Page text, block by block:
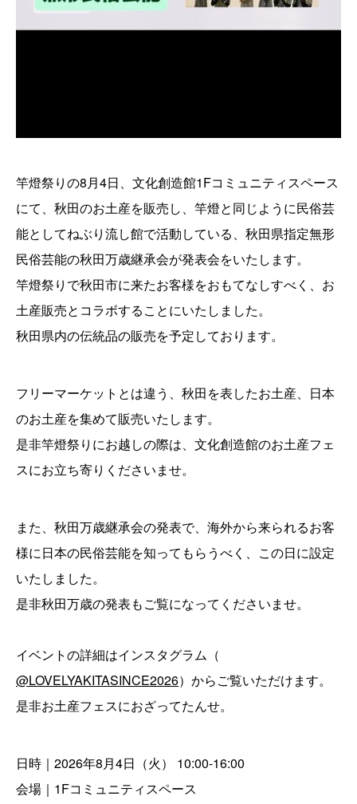
竿燈祭りの8月4日、文化創造館1Fコミュニティスペース
にて、秋田のお土産を販売し、竿燈と同じように民俗芸
能としてねぶり流し館で活動している、秋田県指定無形
民俗芸能の秋田万歳継承会が発表会をいたします。
竿燈祭りで秋田市に来たお客様をおもてなしすべく、お
土産販売とコラボすることにいたしました。
秋田県内の伝統品の販売を予定しております。
フリーマーケットとは違う、秋田を表したお土産、日本
のお土産を集めて販売いたします。
是非竿燈祭りにお越しの際は、文化創造館のお土産フェ
スにお立ち寄りくださいませ。
また、秋田万歳継承会の発表で、海外から来られるお客
様に日本の民俗芸能を知ってもらうべく、この日に設定
いたしました。
是非秋田万歳の発表もご覧になってくださいませ。
イベントの詳細はインスタグラム（
@LOVELYAKITASINCE2026）からご覧いただけます。
是非お土産フェスにおざってたんせ。
日時｜2026年8月4日（火） 10:00-16:00
会場｜1Fコミュニティスペース